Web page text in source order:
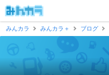
みんカラ
みんカラ＋ ブログ